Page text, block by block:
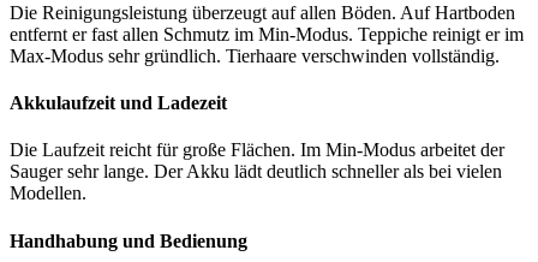
Die Reinigungsleistung überzeugt auf allen Böden. Auf Hartboden
entfernt er fast allen Schmutz im Min-Modus. Teppiche reinigt er im
Max-Modus sehr gründlich. Tierhaare verschwinden vollständig.
Akkulaufzeit und Ladezeit
Die Laufzeit reicht für große Flächen. Im Min-Modus arbeitet der
Sauger sehr lange. Der Akku lädt deutlich schneller als bei vielen
Modellen.
Handhabung und Bedienung